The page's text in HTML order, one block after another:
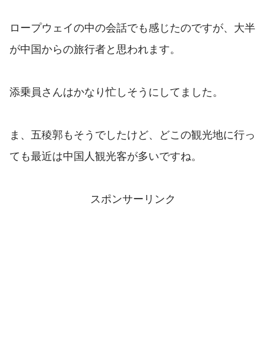
ロープウェイの中の会話でも感じたのですが、大半
が中国からの旅行者と思われます。
添乗員さんはかなり忙しそうにしてました。
ま、五稜郭もそうでしたけど、どこの観光地に行っ
ても最近は中国人観光客が多いですね。
スポンサーリンク